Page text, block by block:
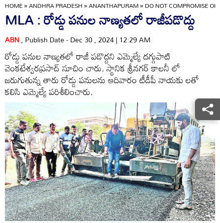
HOME»ANDHRA PRADESH»ANANTHAPURAM»DO NOT COMPROMISE
MLA : రోడ్డు పనుల నాణ్యతలో రాజీపడొద్దు
ABN, Publish Date - Dec 30 , 2024 | 12:29 AM
రోడ్డు పనుల నాణ్యతలో రాజీ పడొద్దని ఎమ్మెల్యే దగ్గుపాటి
వెంకటేశ్వరప్రసాద్‌ సూచిం చారు. స్థానిక శ్రీనగర్‌ కాలనీ లో
జరుగుతున్న తారు రోడ్డు పనులను ఆదివారం టీడీపీ నాయకు లతో
కలిసి ఎమ్మెల్యే పరిశీలించారు.